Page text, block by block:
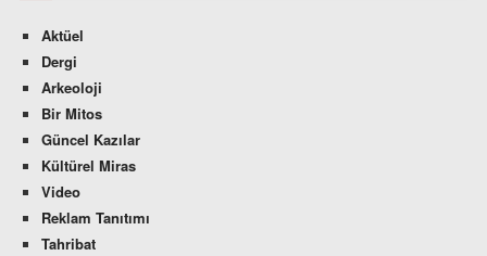
Aktüel
Dergi
Arkeoloji
Bir Mitos
Güncel Kazılar
Kültürel Miras
Video
Reklam Tanıtımı
Tahribat